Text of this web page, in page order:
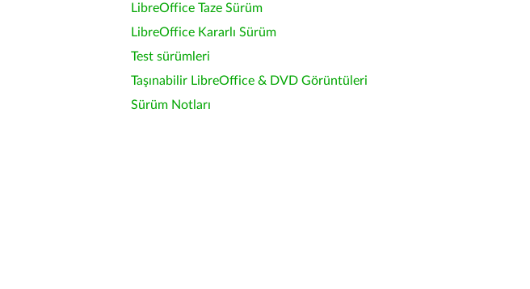
LibreOffice Taze Sürüm
LibreOffice Kararlı Sürüm
Test sürümleri
Taşınabilir LibreOffice & DVD Görüntüleri
Sürüm Notları